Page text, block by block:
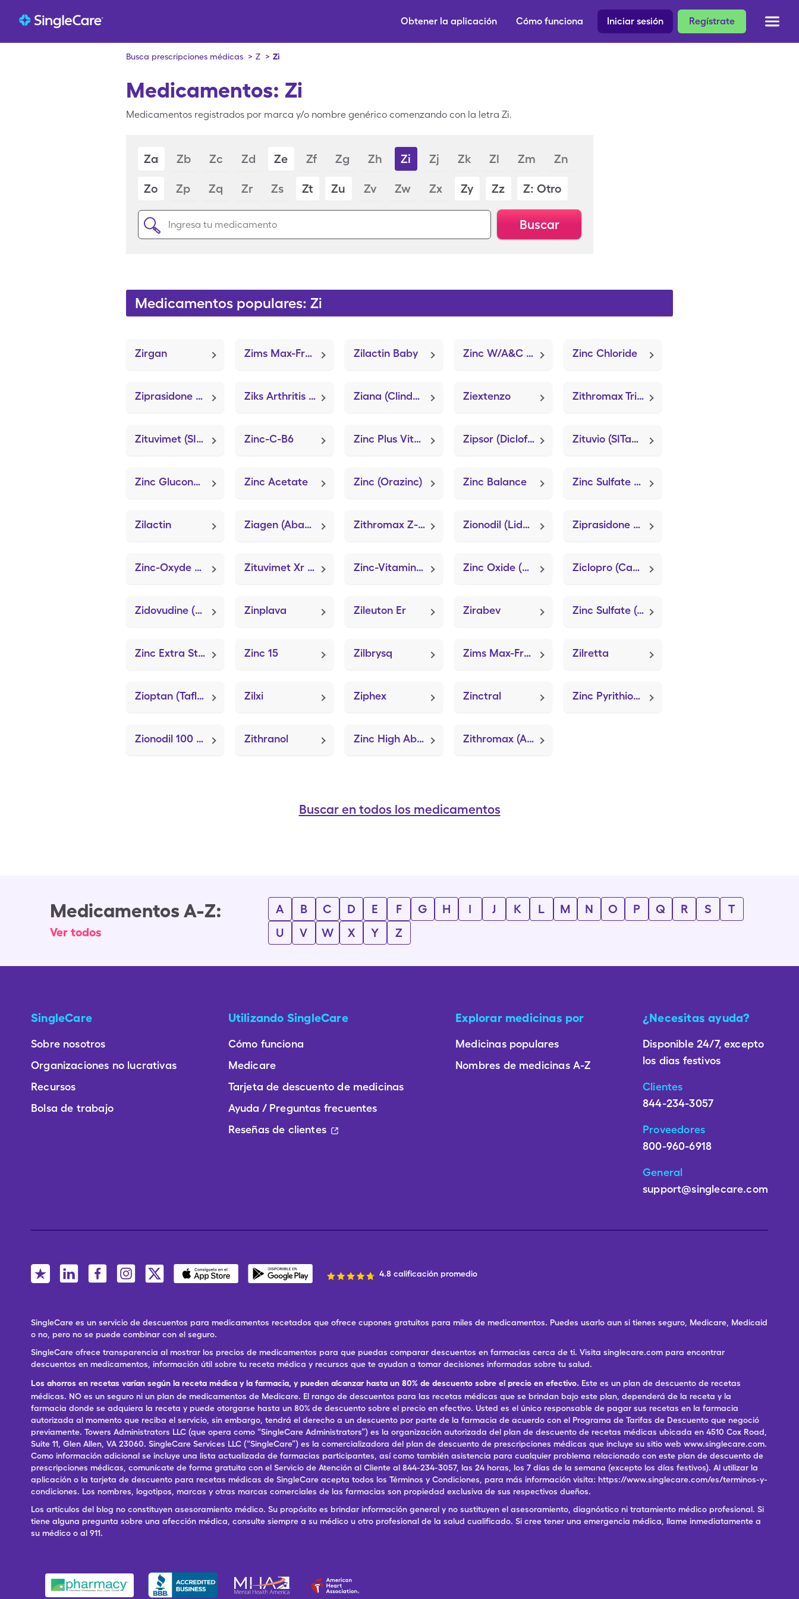
Regístrate
Iniciar sesión
Cómo funciona
Obtener la aplicación
Busca prescripciones médicas > Z > Zi
Medicamentos: Zi
Medicamentos registrados por marca y/o nombre genérico comenzando con la letra Zi.
Za Zb Zc Zd Ze Zf Zg Zh Zi Zj Zk Zl Zm Zn
Zo Zp Zq Zr Zs Zt Zu Zv Zw Zx Zy Zz Z: Otro
Buscar
Medicamentos populares: Zi
Zirgan Zims Max-Freeze Pain Relief (MTX Topical Pain) Zilactin Baby Zinc W/A&C (Cherry Cough Drops) Zinc Chloride
Ziprasidone Mesylate Ziks Arthritis Pain Relief Ziana (Clindamycin-Tretinoin) Ziextenzo Zithromax Tri-Pak (Azithromycin)
Zituvimet (SITagliptin Base-metFORMIN HCl) Zinc-C-B6 Zinc Plus Vitamin C Zipsor (Diclofenac Potassium) Zituvio (SITagliptin)
Zinc Gluconate Zinc Acetate Zinc (Orazinc) Zinc Balance Zinc Sulfate Heptahydrate
Zilactin Ziagen (Abacavir Sulfate) Zithromax Z-Pak (Azithromycin) Zionodil (Lido-Sorb) Ziprasidone Hcl (Geodon)
Zinc-Oxyde Plus Zituvimet Xr (Sitaglipt Base-Metform HCl ER) Zinc-Vitamin C Zinc Oxide (Boudreauxs Butt Paste) Ziclopro (Capsinac)
Zidovudine (Retrovir) Zinplava Zileuton Er Zirabev Zinc Sulfate (Orazinc)
Zinc Extra Strength Zinc 15 Zilbrysq Zims Max-Freeze (MTX Topical Pain) Zilretta
Zioptan (Tafluprost (PF)) Zilxi Ziphex Zinctral Zinc Pyrithione
Zionodil 100 (Lido-Sorb) Zithranol Zinc High Absorption Zithromax (Azithromycin)
Buscar en todos los medicamentos
Medicamentos A-Z:
Ver todos
A B C D E F G H I J K L M N O P Q R S
T
U
V W X Y Z
SingleCare
Sobre nosotros
Organizaciones no lucrativas
Recursos
Bolsa de trabajo
Utilizando SingleCare
Cómo funciona
Medicare
Tarjeta de descuento de medicinas
Ayuda / Preguntas frecuentes
Reseñas de clientes
Explorar medicinas por
Medicinas populares
Nombres de medicinas A-Z
¿Necesitas ayuda?
Disponible 24/7, excepto
los dias festivos
Clientes
844-234-3057
Proveedores
800-960-6918
General
support@singlecare.com
4.8 calificación promedio
SingleCare es un servicio de descuentos para medicamentos recetados que ofrece cupones gratuitos para miles de medicamentos. Puedes usarlo aun si tienes seguro, Medicare, Medicaid
o no, pero no se puede combinar con el seguro.
SingleCare ofrece transparencia al mostrar los precios de medicamentos para que puedas comparar descuentos en farmacias cerca de ti. Visita singlecare.com para encontrar
descuentos en medicamentos, información útil sobre tu receta médica y recursos que te ayudan a tomar decisiones informadas sobre tu salud.
Los ahorros en recetas varían según la receta médica y la farmacia, y pueden alcanzar hasta un 80% de descuento sobre el precio en efectivo. Este es un plan de descuento de recetas
médicas. NO es un seguro ni un plan de medicamentos de Medicare. El rango de descuentos para las recetas médicas que se brindan bajo este plan, dependerá de la receta y la
farmacia donde se adquiera la receta y puede otorgarse hasta un 80% de descuento sobre el precio en efectivo. Usted es el único responsable de pagar sus recetas en la farmacia
autorizada al momento que reciba el servicio, sin embargo, tendrá el derecho a un descuento por parte de la farmacia de acuerdo con el Programa de Tarifas de Descuento que negoció
previamente. Towers Administrators LLC (que opera como “SingleCare Administrators”) es la organización autorizada del plan de descuento de recetas médicas ubicada en 4510 Cox Road,
Suite 11, Glen Allen, VA 23060. SingleCare Services LLC (“SingleCare”) es la comercializadora del plan de descuento de prescripciones médicas que incluye su sitio web www.singlecare.com.
Como información adicional se incluye una lista actualizada de farmacias participantes, así como también asistencia para cualquier problema relacionado con este plan de descuento de
prescripciones médicas, comunícate de forma gratuita con el Servicio de Atención al Cliente al 844-234-3057, las 24 horas, los 7 días de la semana (excepto los días festivos). Al utilizar la
aplicación o la tarjeta de descuento para recetas médicas de SingleCare acepta todos los Términos y Condiciones, para más información visita: https://www.singlecare.com/es/terminos-y-
condiciones. Los nombres, logotipos, marcas y otras marcas comerciales de las farmacias son propiedad exclusiva de sus respectivos dueños.
Los artículos del blog no constituyen asesoramiento médico. Su propósito es brindar información general y no sustituyen el asesoramiento, diagnóstico ni tratamiento médico profesional. Si
tiene alguna pregunta sobre una afección médica, consulte siempre a su médico u otro profesional de la salud cualificado. Si cree tener una emergencia médica, llame inmediatamente a
su médico o al 911.